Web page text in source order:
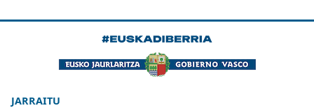
JARRAITU